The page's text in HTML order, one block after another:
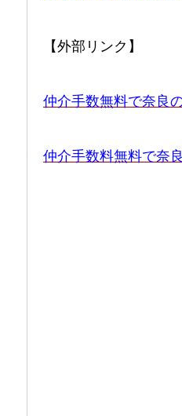
【外部リンク】
仲介手数無料で奈良
仲介手数料無料で奈